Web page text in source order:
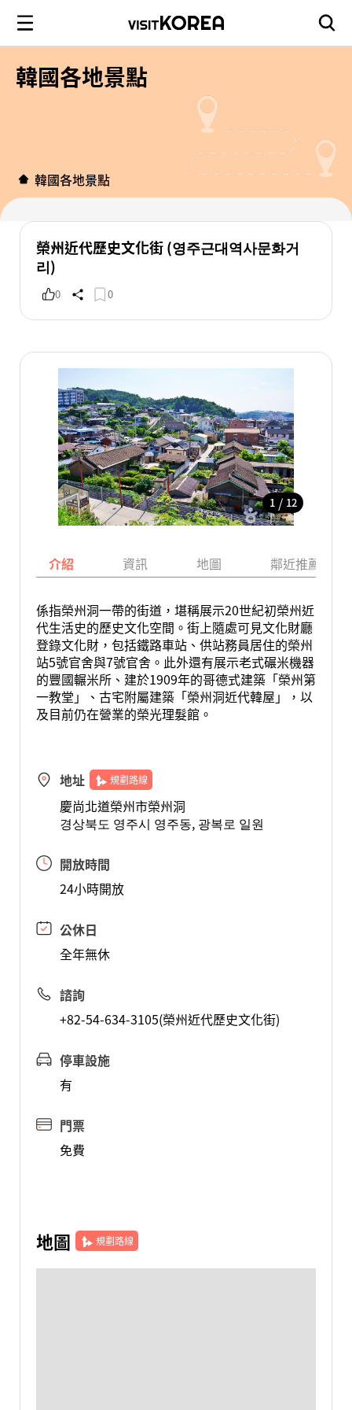
韓國各地景點
韓國各地景點
榮州近代歷史文化街 (영주근대역사문화거
리)
0 0
1 / 12
介紹 資訊 地圖 鄰近推薦景點
係指榮州洞一帶的街道，堪稱展示20世紀初榮州近
代生活史的歷史文化空間。街上隨處可見文化財廳
登錄文化財，包括鐵路車站、供站務員居住的榮州
站5號官舍與7號官舍。此外還有展示老式碾米機器
的豐國輾米所、建於1909年的哥德式建築「榮州第
一教堂」、古宅附屬建築「榮州洞近代韓屋」，以
及目前仍在營業的榮光理髮館。
地址 規劃路線
慶尚北道榮州市榮州洞
경상북도 영주시 영주동, 광복로 일원
開放時間
24小時開放
公休日
全年無休
諮詢
+82-54-634-3105(榮州近代歷史文化街)
停車設施
有
門票
免費
地圖 規劃路線